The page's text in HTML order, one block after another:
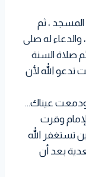
، ثم
والدعاء له صلى
صلاة السنة
الله لأن
ودمعت عيناك…
وقرت
تستغفر الله
بعد أن